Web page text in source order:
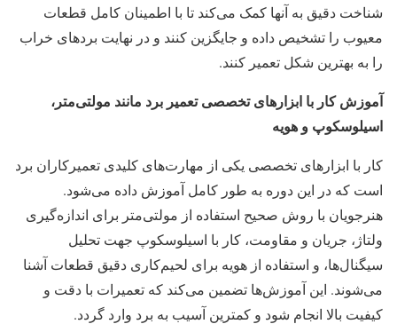
شناخت دقیق به آنها کمک می‌کند تا با اطمینان کامل قطعات
معیوب را تشخیص داده و جایگزین کنند و در نهایت بردهای خراب
را به بهترین شکل تعمیر کنند.
آموزش کار با ابزارهای تخصصی تعمیر برد مانند مولتی‌متر،
اسیلوسکوپ و هویه
کار با ابزارهای تخصصی یکی از مهارت‌های کلیدی تعمیرکاران برد
است که در این دوره به طور کامل آموزش داده می‌شود.
هنرجویان با روش صحیح استفاده از مولتی‌متر برای اندازه‌گیری
ولتاژ، جریان و مقاومت، کار با اسیلوسکوپ جهت تحلیل
سیگنال‌ها، و استفاده از هویه برای لحیم‌کاری دقیق قطعات آشنا
می‌شوند. این آموزش‌ها تضمین می‌کند که تعمیرات با دقت و
کیفیت بالا انجام شود و کمترین آسیب به برد وارد گردد.